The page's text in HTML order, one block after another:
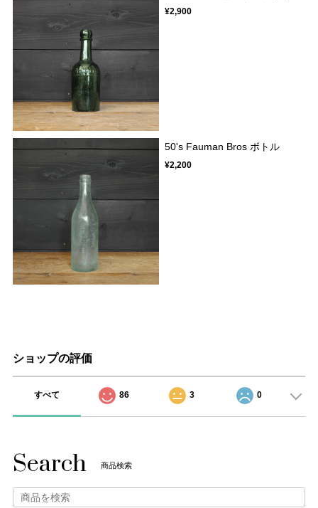
¥2,900
50's Fauman Bros ボトル
¥2,200
ショップの評価
すべて 86 3 0
Search 商品検索